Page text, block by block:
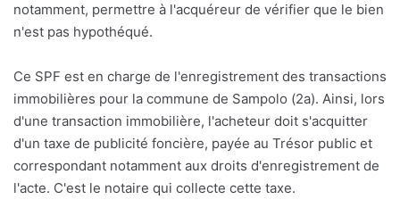
notamment, permettre à l'acquéreur de vérifier que le bien
n'est pas hypothéqué.
Ce SPF est en charge de l'enregistrement des transactions
immobilières pour la commune de Sampolo (2a). Ainsi, lors
d'une transaction immobilière, l'acheteur doit s'acquitter
d'un taxe de publicité foncière, payée au Trésor public et
correspondant notamment aux droits d'enregistrement de
l'acte. C'est le notaire qui collecte cette taxe.